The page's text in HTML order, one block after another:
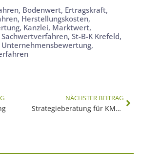
, Bodenwert, Ertragskraft,
, Herstellungskosten,
, Kanzlei, Marktwert,
Sachwertverfahren, St-B-K Krefeld,
Unternehmensbewertung,
NÄCHSTER BEITRAG
Strategieberatung für KMUs